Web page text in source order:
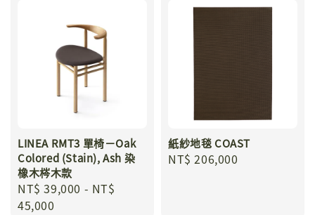
LINEA RMT3 單椅－Oak
Colored (Stain), Ash 染
橡木梣木款
Regular
price
NT$ 39,000 - NT$
45,000
紙紗地毯 COAST
Regular
NT$ 206,000